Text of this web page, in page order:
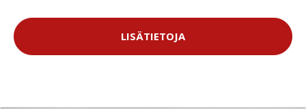
LISÄTIETOJA